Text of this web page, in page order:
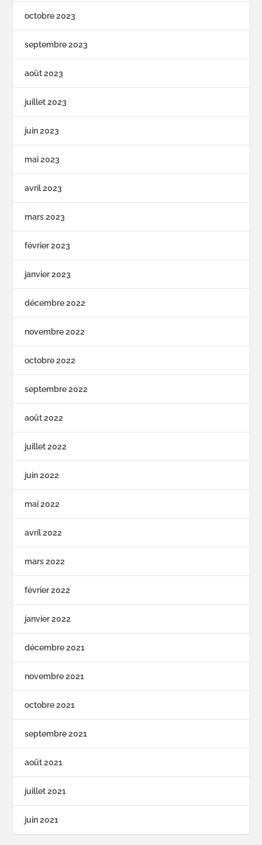
octobre 2023
septembre 2023
août 2023
juillet 2023
juin 2023
mai 2023
avril 2023
mars 2023
février 2023
janvier 2023
décembre 2022
novembre 2022
octobre 2022
septembre 2022
août 2022
juillet 2022
juin 2022
mai 2022
avril 2022
mars 2022
février 2022
janvier 2022
décembre 2021
novembre 2021
octobre 2021
septembre 2021
août 2021
juillet 2021
juin 2021